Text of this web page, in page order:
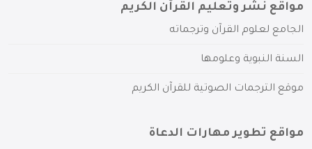
مواقع نشر وتعليم القرآن الكريم
الجامع لعلوم القرآن وترجماته
السنة النبوية وعلومها
موقع الترجمات الصوتية للقرآن الكريم
مواقع تطوير مهارات الدعاة